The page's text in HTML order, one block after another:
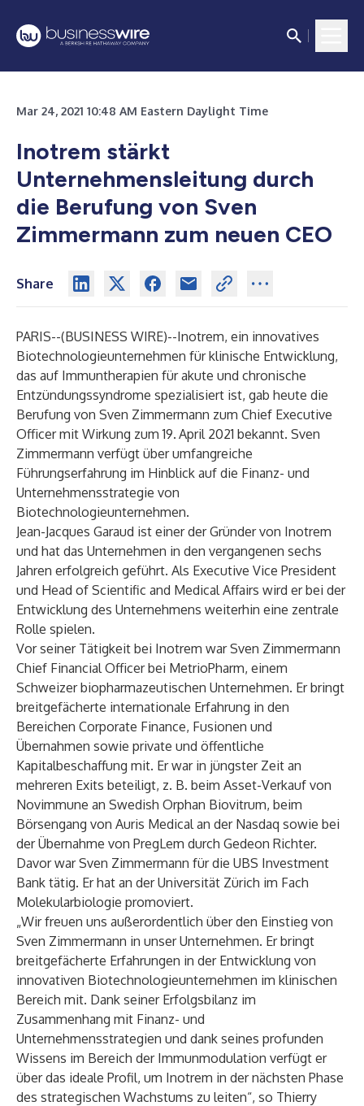
Mar 24, 2021 10:48 AM Eastern Daylight Time
Inotrem stärkt
Unternehmensleitung durch
die Berufung von Sven
Zimmermann zum neuen CEO
Share
PARIS--(BUSINESS WIRE)--Inotrem, ein innovatives
Biotechnologieunternehmen für klinische Entwicklung,
das auf Immuntherapien für akute und chronische
Entzündungssyndrome spezialisiert ist, gab heute die
Berufung von Sven Zimmermann zum Chief Executive
Officer mit Wirkung zum 19. April 2021 bekannt. Sven
Zimmermann verfügt über umfangreiche
Führungserfahrung im Hinblick auf die Finanz- und
Unternehmensstrategie von
Biotechnologieunternehmen.
Jean-Jacques Garaud ist einer der Gründer von Inotrem
und hat das Unternehmen in den vergangenen sechs
Jahren erfolgreich geführt. Als Executive Vice President
und Head of Scientific and Medical Affairs wird er bei der
Entwicklung des Unternehmens weiterhin eine zentrale
Rolle spielen.
Vor seiner Tätigkeit bei Inotrem war Sven Zimmermann
Chief Financial Officer bei MetrioPharm, einem
Schweizer biopharmazeutischen Unternehmen. Er bringt
breitgefächerte internationale Erfahrung in den
Bereichen Corporate Finance, Fusionen und
Übernahmen sowie private und öffentliche
Kapitalbeschaffung mit. Er war in jüngster Zeit an
mehreren Exits beteiligt, z. B. beim Asset-Verkauf von
Novimmune an Swedish Orphan Biovitrum, beim
Börsengang von Auris Medical an der Nasdaq sowie bei
der Übernahme von PregLem durch Gedeon Richter.
Davor war Sven Zimmermann für die UBS Investment
Bank tätig. Er hat an der Universität Zürich im Fach
Molekularbiologie promoviert.
„Wir freuen uns außerordentlich über den Einstieg von
Sven Zimmermann in unser Unternehmen. Er bringt
breitgefächerte Erfahrungen in der Entwicklung von
innovativen Biotechnologieunternehmen im klinischen
Bereich mit. Dank seiner Erfolgsbilanz im
Zusammenhang mit Finanz- und
Unternehmensstrategien und dank seines profunden
Wissens im Bereich der Immunmodulation verfügt er
über das ideale Profil, um Inotrem in der nächsten Phase
des strategischen Wachstums zu leiten“, so Thierry